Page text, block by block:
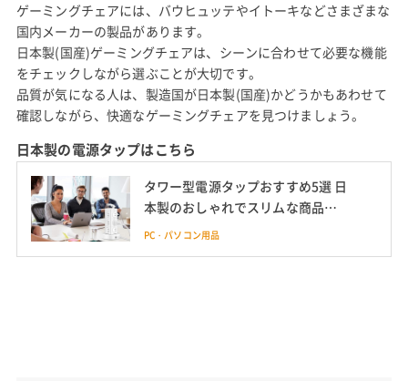
ゲーミングチェアには、バウヒュッテやイトーキなどさまざまな
国内メーカーの製品があります。
日本製(国産)ゲーミングチェアは、シーンに合わせて必要な機能
をチェックしながら選ぶことが大切です。
品質が気になる人は、製造国が日本製(国産)かどうかもあわせて
確認しながら、快適なゲーミングチェアを見つけましょう。
日本製の電源タップはこちら
タワー型電源タップおすすめ5選 日
本製のおしゃれでスリムな商品も
紹介
PC・パソコン用品